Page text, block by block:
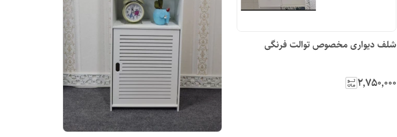
شلف دیواری مخصوص توالت فرنگی
۲٬۷۵۰٬۰۰۰